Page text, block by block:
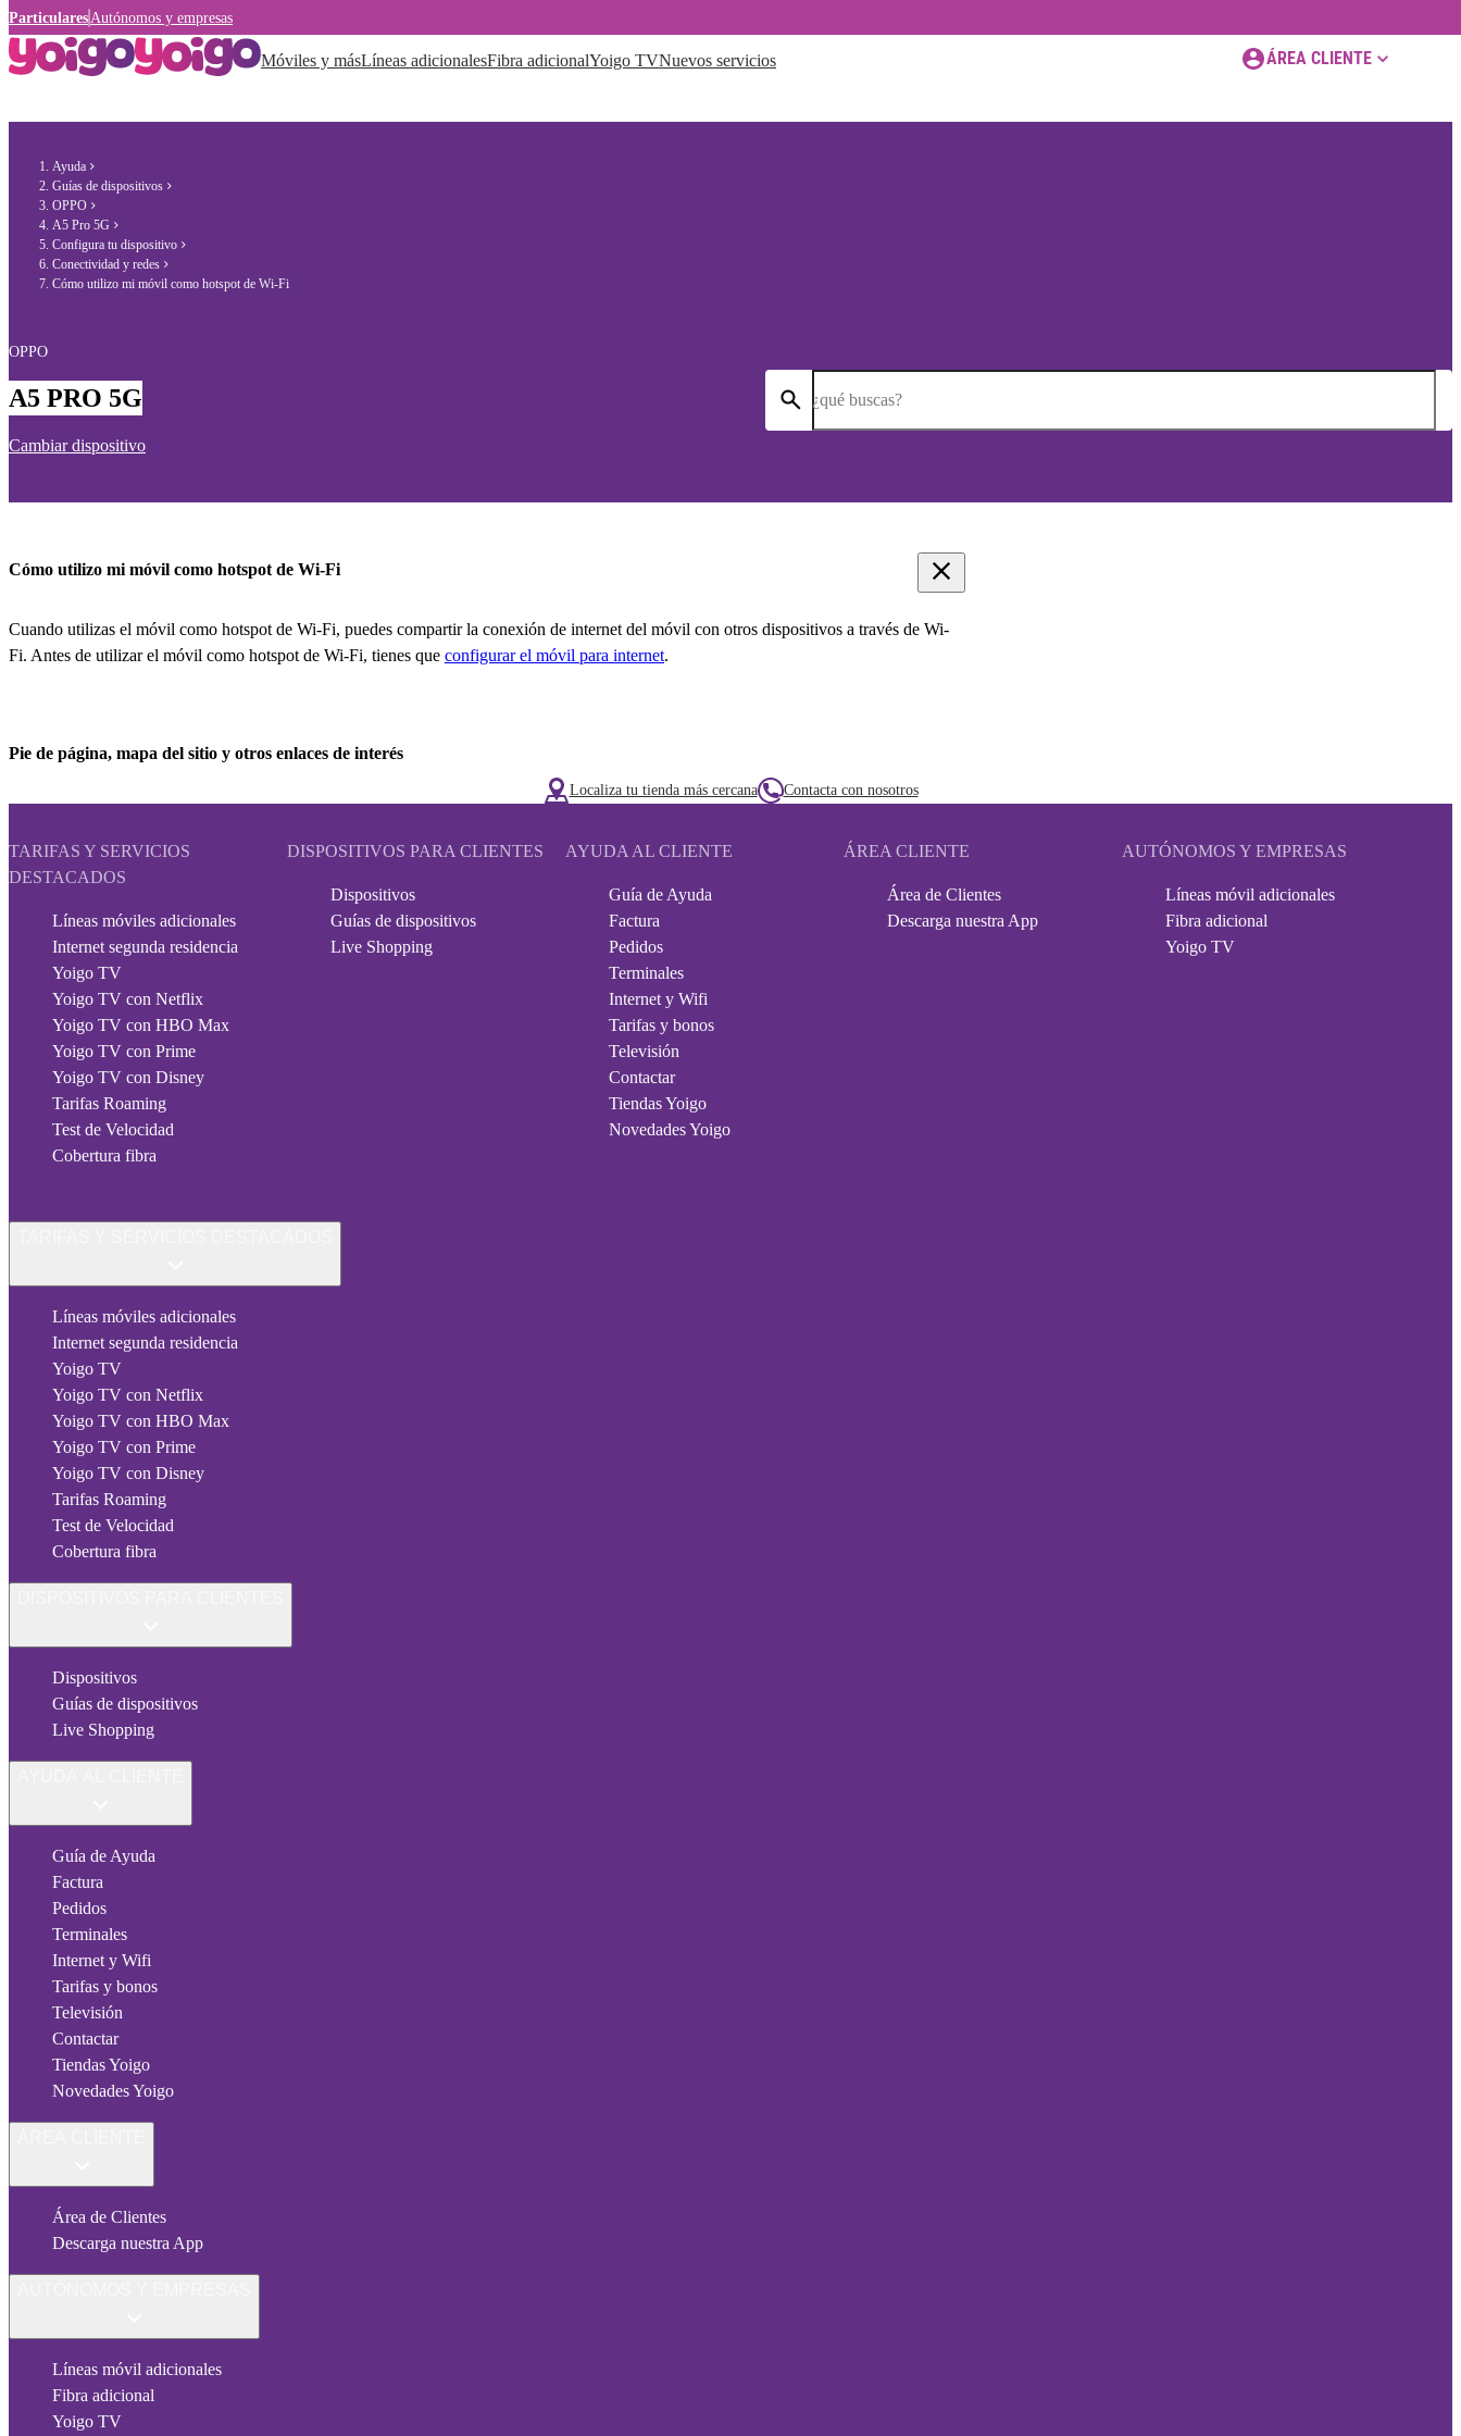
Particulares Autónomos y empresas
Móviles y másLíneas adicionalesFibra adicionalYoigo TVNuevos servicios ÁREA CLIENTE
Ayuda
Guías de dispositivos
OPPO
A5 Pro 5G
Configura tu dispositivo
Conectividad y redes
Cómo utilizo mi móvil como hotspot de Wi-Fi
OPPO
A5 PRO 5G
Cambiar dispositivo
¿qué buscas?
Cómo utilizo mi móvil como hotspot de Wi-Fi
Cuando utilizas el móvil como hotspot de Wi-Fi, puedes compartir la conexión de internet del móvil con otros dispositivos a través de Wi-
Fi. Antes de utilizar el móvil como hotspot de Wi-Fi, tienes que configurar el móvil para internet.
Pie de página, mapa del sitio y otros enlaces de interés
Localiza tu tienda más cercana Contacta con nosotros
TARIFAS Y SERVICIOS
DESTACADOS
Líneas móviles adicionales
Internet segunda residencia
Yoigo TV
Yoigo TV con Netflix
Yoigo TV con HBO Max
Yoigo TV con Prime
Yoigo TV con Disney
Tarifas Roaming
Test de Velocidad
Cobertura fibra
DISPOSITIVOS PARA CLIENTES
Dispositivos
Guías de dispositivos
Live Shopping
AYUDA AL CLIENTE
Guía de Ayuda
Factura
Pedidos
Terminales
Internet y Wifi
Tarifas y bonos
Televisión
Contactar
Tiendas Yoigo
Novedades Yoigo
ÁREA CLIENTE
Área de Clientes
Descarga nuestra App
AUTÓNOMOS Y EMPRESAS
Líneas móvil adicionales
Fibra adicional
Yoigo TV
Líneas móviles adicionales
Internet segunda residencia
Yoigo TV
Yoigo TV con Netflix
Yoigo TV con HBO Max
Yoigo TV con Prime
Yoigo TV con Disney
Tarifas Roaming
Test de Velocidad
Cobertura fibra
Dispositivos
Guías de dispositivos
Live Shopping
Guía de Ayuda
Factura
Pedidos
Terminales
Internet y Wifi
Tarifas y bonos
Televisión
Contactar
Tiendas Yoigo
Novedades Yoigo
Área de Clientes
Descarga nuestra App
Líneas móvil adicionales
Fibra adicional
Yoigo TV